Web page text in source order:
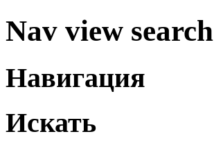
Nav view search
Навигация
Искать